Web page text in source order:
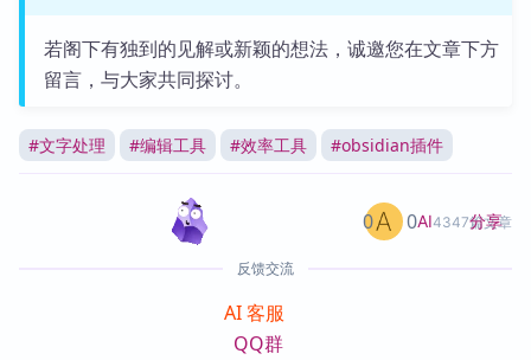
若阁下有独到的见解或新颖的想法，诚邀您在文章下方
留言，与大家共同探讨。
#文字处理 #编辑工具 #效率工具 #obsidian插件
AI4347篇文章
0 0 分享
反馈交流
AI 客服
QQ群